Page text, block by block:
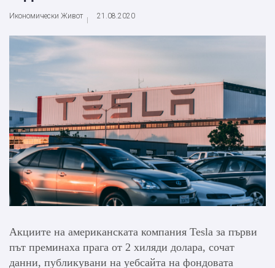
Икономически Живот 21.08.2020
Акциите на американската компания Tesla за първи
път преминаха прага от 2 хиляди долара, сочат
данни, публикувани на уебсайта на фондовата